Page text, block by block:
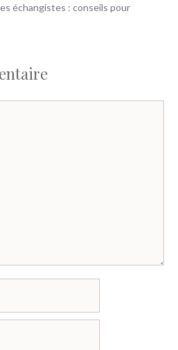
échangistes : conseils pour